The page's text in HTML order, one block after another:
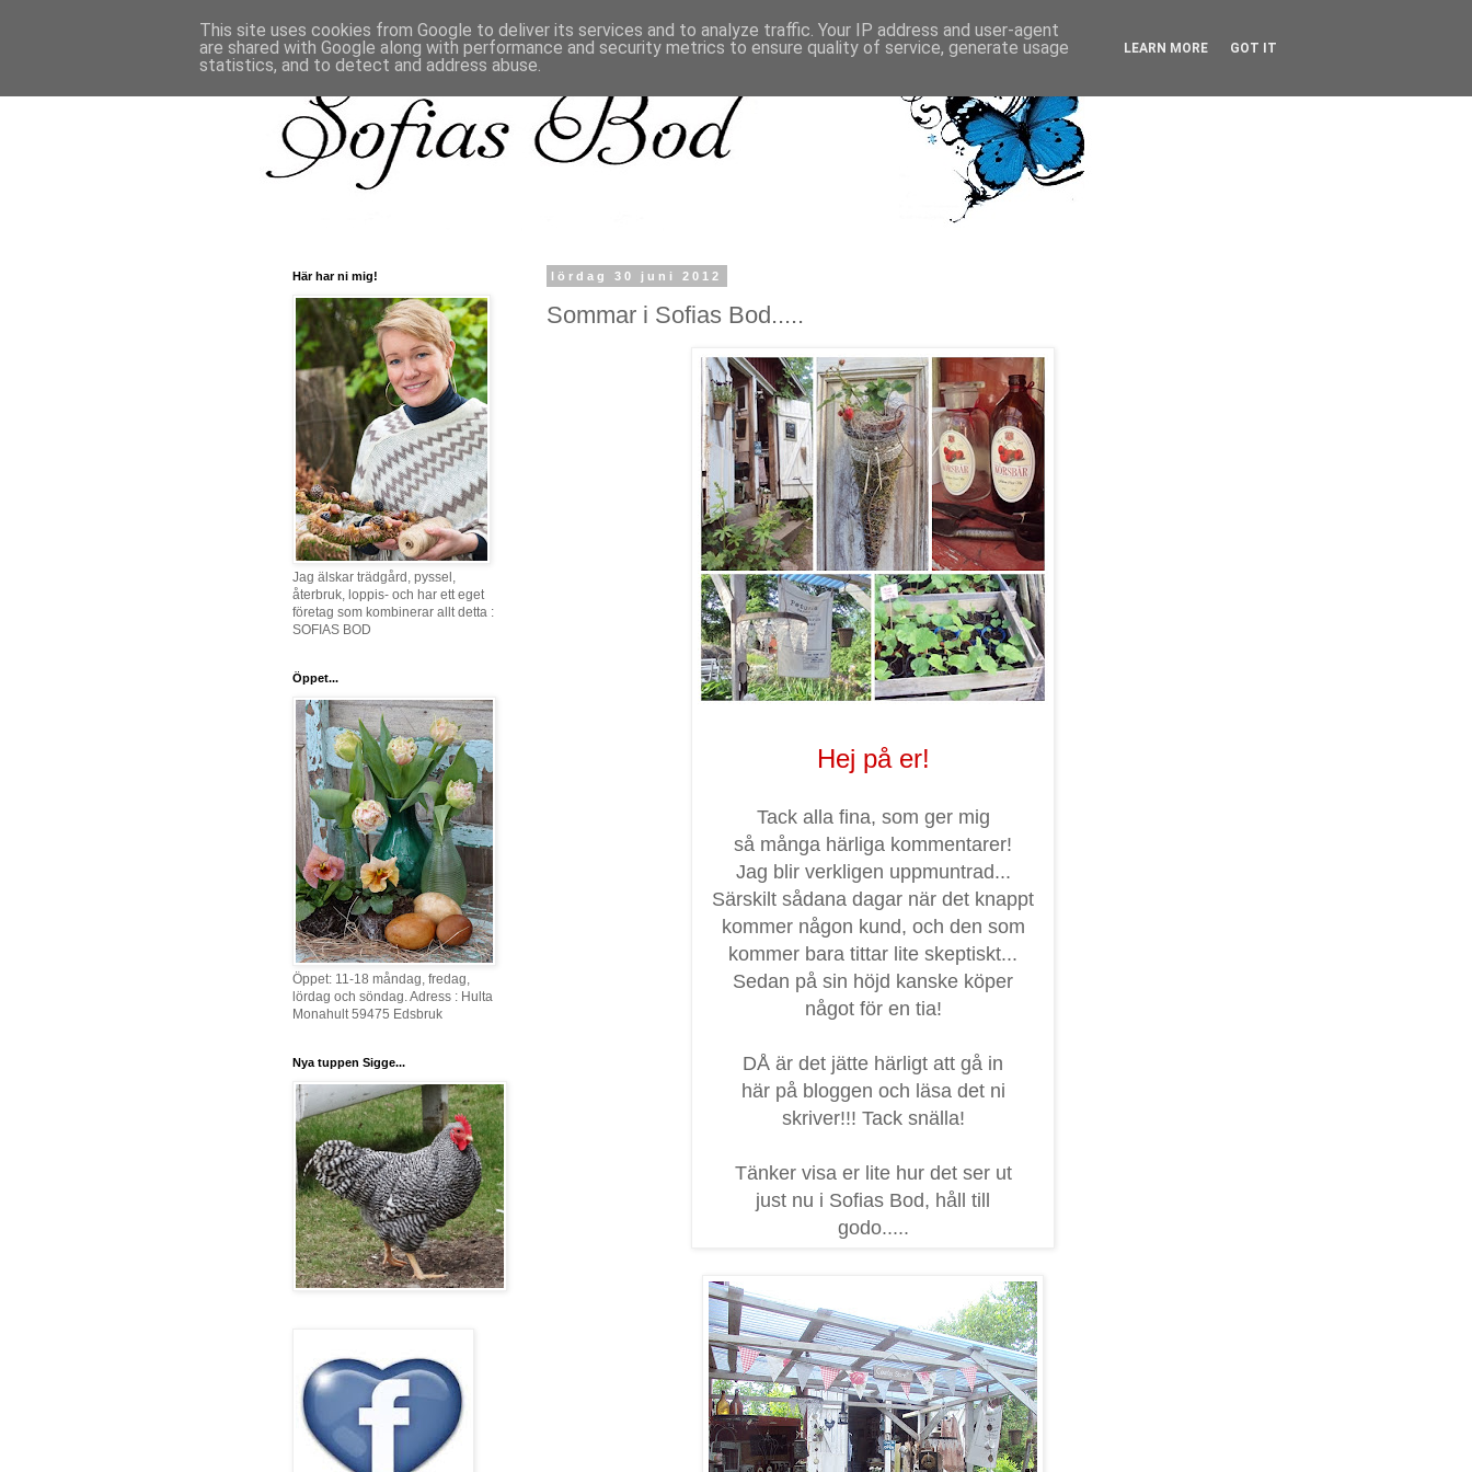
lördag 30 juni 2012
Sommar i Sofias Bod.....
Hej på er!
Tack alla fina, som ger mig
så många härliga kommentarer!
Jag blir verkligen uppmuntrad...
Särskilt sådana dagar när det knappt
kommer någon kund, och den som
kommer bara tittar lite skeptiskt...
Sedan på sin höjd kanske köper
något för en tia!
DÅ är det jätte härligt att gå in
här på bloggen och läsa det ni
skriver!!! Tack snälla!
Tänker visa er lite hur det ser ut
just nu i Sofias Bod, håll till
godo.....
Här har ni mig!
Jag älskar trädgård, pyssel,
återbruk, loppis- och har ett eget
företag som kombinerar allt detta :
SOFIAS BOD
Öppet...
Öppet: 11-18 måndag, fredag,
lördag och söndag. Adress : Hulta
Monahult 59475 Edsbruk
Nya tuppen Sigge...
This site uses cookies from Google to deliver its services and to analyze traffic. Your IP address and user-agent
are shared with Google along with performance and security metrics to ensure quality of service, generate usage
statistics, and to detect and address abuse.
LEARN MORE GOT IT